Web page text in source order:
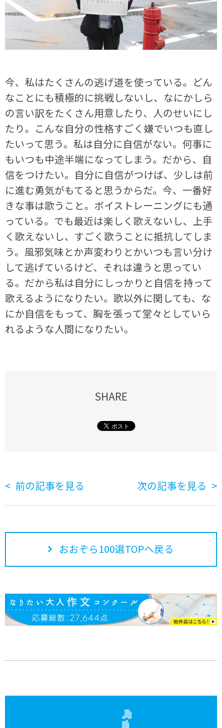
今、私はたくさんの逃げ道を使っている。どん
なことにも積極的に挑戦しないし、なにかしら
の言い訳をたくさん用意したり、人のせいにし
たり。こんな自分の性格すごく嫌でいつも直し
たいって思う。私は自分に自信がない。何事に
もいつも中途半端になってしまう。だから、自
信をつけたい。自分に自信がつけば、少しは前
に進む勇気がもてると思うからだ。今、一番好
きな事は歌うこと。ボイストレーニングにも通
っている。でも最近は楽しく歌えないし、上手
く歌えないし、すごく歌うことに抵抗してしま
う。風邪気味とか声変わりとかいつも言い分け
して逃げているけど、それは違うと思ってい
る。だから私は自分にしっかりと自信を持って
歌えるようになりたい。歌以外に関しても、な
にか自信をもって、胸を張って堂々としていら
れるような人間になりたい。
SHARE
前の記事を見る 次の記事を見る
おおぞら100選TOPへ戻る